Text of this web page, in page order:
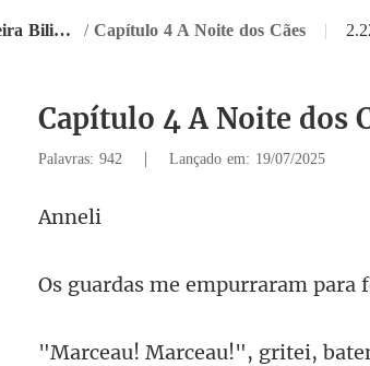
Esposa Secreta, Verdadeira Bilionária / Capítulo 4 A Noite dos Cães |
Capítulo 4 A Noite dos
Palavras: 942 | Lançado em: 19/07/2025
ne
am para